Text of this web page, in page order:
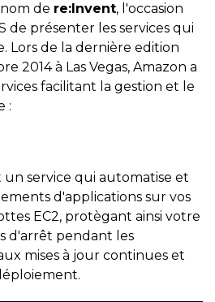
de re:Invent, l'occasion
de présenter les services qui
Lors de la dernière edition
2014 à Las Vegas, Amazon a
facilitant la gestion et le
:
un service qui automatise et
d'applications sur vos
EC2, protègant ainsi votre
d'arrêt pendant les
mises à jour continues et